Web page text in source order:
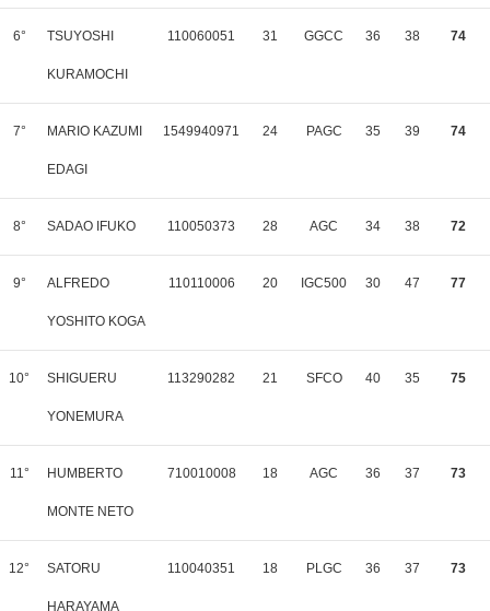
6° TSUYOSHI
KURAMOCHI
110060051 31 GGCC 36 38 74
7° MARIO KAZUMI
EDAGI
1549940971 24 PAGC 35 39 74
8° SADAO IFUKO 110050373 28 AGC 34 38 72
9° ALFREDO
YOSHITO KOGA
110110006 20 IGC500 30 47 77
10° SHIGUERU
YONEMURA
113290282 21 SFCO 40 35 75
11° HUMBERTO
MONTE NETO
710010008 18 AGC 36 37 73
12° SATORU
HARAYAMA
110040351 18 PLGC 36 37 73